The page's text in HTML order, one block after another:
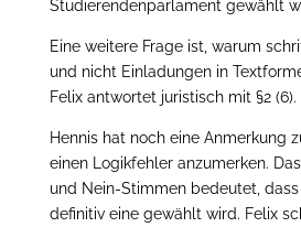
Studierendenparlament gewählt
Eine weitere Frage ist, warum
und nicht Einladungen in
Felix antwortet juristisch mit §2 (6).
Hennis hat noch eine Anmerkung
einen Logikfehler anzumerken.
und Nein-Stimmen bedeutet,
definitiv eine gewählt wird. Felix